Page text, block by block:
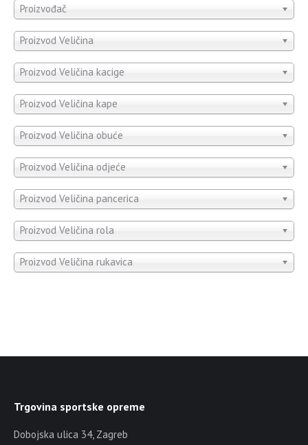
Proizvođač
Proizvod Veličina
Proizvod Veličina kacige
Proizvod Veličina kape
Proizvod Veličina obuće
Proizvod Veličina odjeće
Proizvod Veličina pancerica
Proizvod Veličina rola
Proizvod Veličina rukavica
Trgovina sportske opreme
Dobojska ulica 34, Zagreb